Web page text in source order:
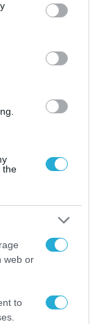
You may click to
party tags to
in below Google
the
web or
to
καινούργια
η απειλή
με την